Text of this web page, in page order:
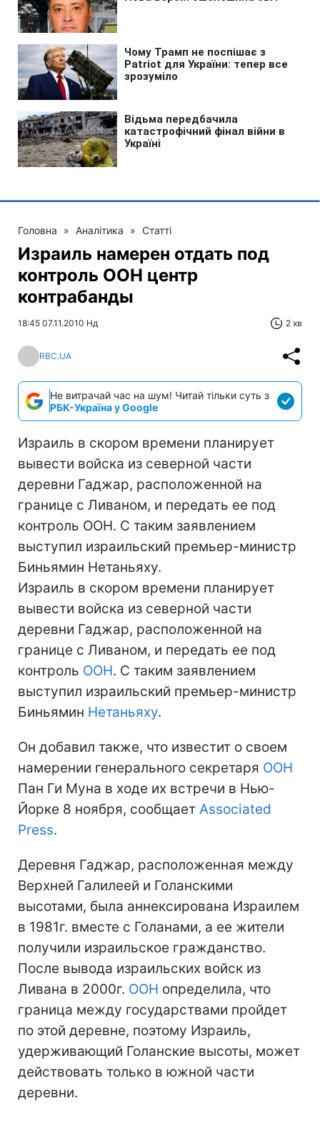
Головна » Аналітика » Статті
Израиль намерен отдать под
контроль ООН центр
контрабанды
18:45 07.11.2010 Нд 2 хв
RBC.UA
Не витрачай час на шум! Читай тільки суть з
РБК-Україна у Google
Израиль в скором времени планирует
вывести войска из северной части
деревни Гаджар, расположенной на
границе с Ливаном, и передать ее под
контроль ООН. С таким заявлением
выступил израильский премьер-министр
Биньямин Нетаньяху.
Израиль в скором времени планирует
вывести войска из северной части
деревни Гаджар, расположенной на
границе с Ливаном, и передать ее под
контроль ООН. С таким заявлением
выступил израильский премьер-министр
Биньямин Нетаньяху.
Он добавил также, что известит о своем
намерении генерального секретаря ООН
Пан Ги Муна в ходе их встречи в Нью-
Йорке 8 ноября, сообщает Associated
Press.
Деревня Гаджар, расположенная между
Верхней Галилеей и Голанскими
высотами, была аннексирована Израилем
в 1981г. вместе с Голанами, а ее жители
получили израильское гражданство.
После вывода израильских войск из
Ливана в 2000г. ООН определила, что
граница между государствами пройдет
по этой деревне, поэтому Израиль,
удерживающий Голанские высоты, может
действовать только в южной части
деревни.